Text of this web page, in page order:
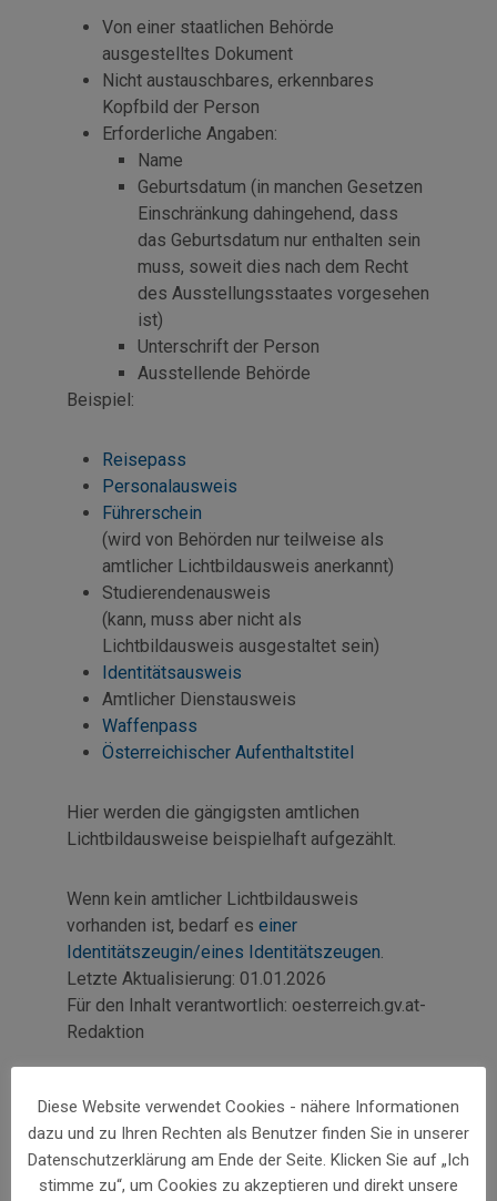
Von einer staatlichen Behörde
ausgestelltes Dokument
Nicht austauschbares, erkennbares
Kopfbild der Person
Erforderliche Angaben:
Name
Geburtsdatum (in manchen Gesetzen
Einschränkung dahingehend, dass
das Geburtsdatum nur enthalten sein
muss, soweit dies nach dem Recht
des Ausstellungsstaates vorgesehen
ist)
Unterschrift der Person
Ausstellende Behörde
Beispiel:
Reisepass
Personalausweis
Führerschein
(wird von Behörden nur teilweise als
amtlicher Lichtbildausweis anerkannt)
Studierendenausweis
(kann, muss aber nicht als
Lichtbildausweis ausgestaltet sein)
Identitätsausweis
Amtlicher Dienstausweis
Waffenpass
Österreichischer Aufenthaltstitel
Hier werden die gängigsten amtlichen
Lichtbildausweise beispielhaft aufgezählt.
Wenn kein amtlicher Lichtbildausweis
vorhanden ist, bedarf es einer
Identitätszeugin/eines Identitätszeugen.
Letzte Aktualisierung: 01.01.2026
Für den Inhalt verantwortlich: oesterreich.gv.at-
Redaktion
Diese Website verwendet Cookies - nähere Informationen
dazu und zu Ihren Rechten als Benutzer finden Sie in unserer
Datenschutzerklärung am Ende der Seite. Klicken Sie auf „Ich
stimme zu“, um Cookies zu akzeptieren und direkt unsere